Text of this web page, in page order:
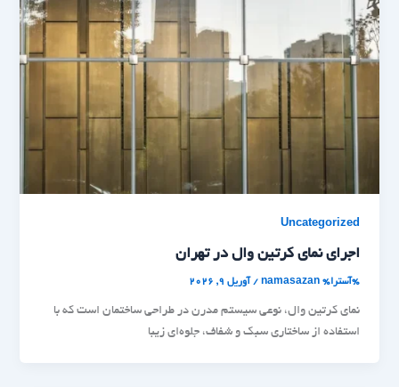
Uncategorized
اجرای نمای کرتین وال در تهران
%آسترا% namasazan
/ آوریل 9, 2026
نمای کرتین وال، نوعی سیستم مدرن در طراحی ساختمان است که با
استفاده از ساختاری سبک و شفاف، جلوه‌ای زیبا